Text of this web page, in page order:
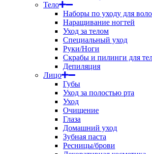
Тело
Наборы по уходу для
Наращивание ногтей
Уход за телом
Специальный уход
Руки/Ноги
Скрабы и пилинги для
Депиляция
Лицо
Губы
Уход за полостью рта
Уход
Очищение
Глаза
Домашний уход
Зубная паста
Ресницы/брови